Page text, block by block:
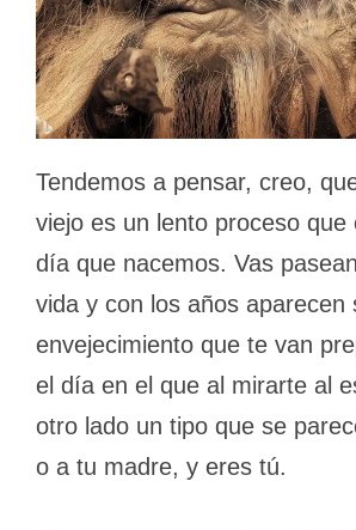
Tendemos a pensar, creo,
viejo es un lento proceso que
día que nacemos. Vas
vida y con los años aparecen
envejecimiento que te van
el día en el que al mirarte al
otro lado un tipo que se
o a tu madre, y eres tú.